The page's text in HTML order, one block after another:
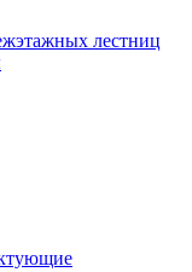
лестниц